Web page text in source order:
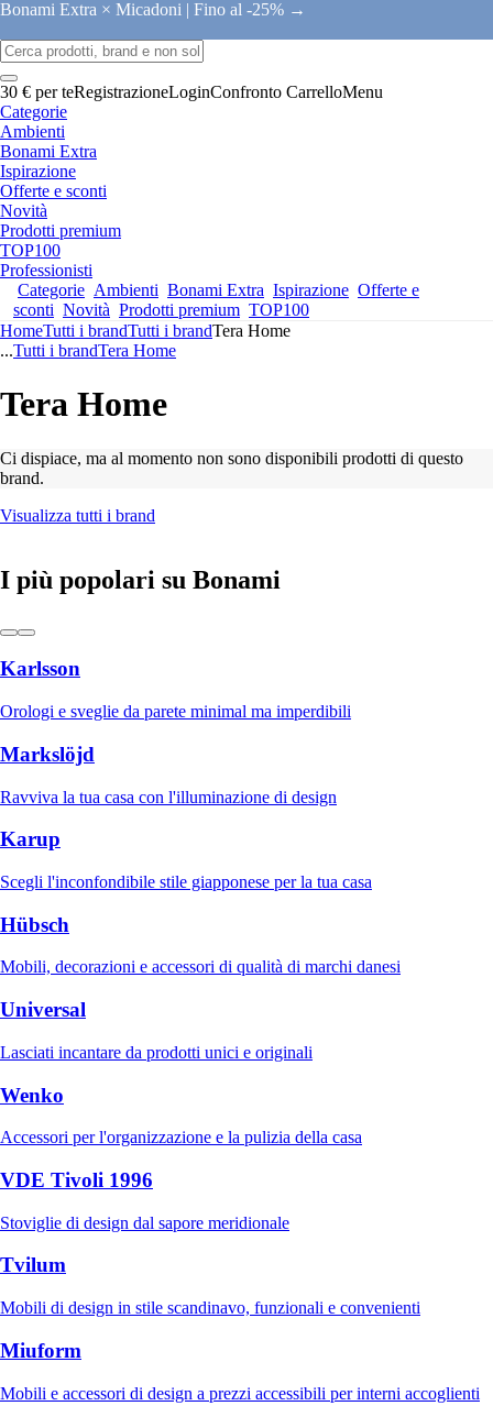
Bonami Extra × Micadoni | Fino al -25% →
30 € per teRegistrazioneLoginConfronto CarrelloMenu
Categorie
Ambienti
Bonami Extra
Ispirazione
Offerte e sconti
Novità
Prodotti premium
TOP100
Professionisti
Categorie Ambienti Bonami Extra Ispirazione Offerte e
sconti Novità Prodotti premium TOP100
HomeTutti i brandTutti i brandTera Home
...Tutti i brandTera Home
Tera Home
Ci dispiace, ma al momento non sono disponibili prodotti di questo
brand.
Visualizza tutti i brand
I più popolari su Bonami
Karlsson
Orologi e sveglie da parete minimal ma imperdibili
Markslöjd
Ravviva la tua casa con l'illuminazione di design
Karup
Scegli l'inconfondibile stile giapponese per la tua casa
Hübsch
Mobili, decorazioni e accessori di qualità di marchi danesi
Universal
Lasciati incantare da prodotti unici e originali
Wenko
Accessori per l'organizzazione e la pulizia della casa
VDE Tivoli 1996
Stoviglie di design dal sapore meridionale
Tvilum
Mobili di design in stile scandinavo, funzionali e convenienti
Miuform
Mobili e accessori di design a prezzi accessibili per interni accoglienti